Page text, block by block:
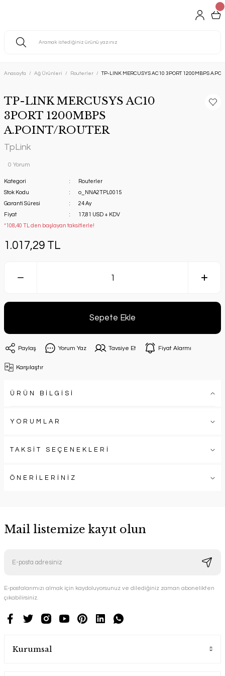
Anasayfa Ağ Ürünleri Routerler TP-LINK MERCUSYS AC10 3PORT 1200MBPS
TP-LINK MERCUSYS AC10
3PORT 1200MBPS
A.POINT/ROUTER
TpLink
0 Yorum
Kategori
Routerler
Stok Kodu
o_NNA2TPL0015
Garanti Süresi
24 Ay
Fiyat
17,81 USD + KDV
*108,40 TL den başlayan taksitlerle!
1.017,29 TL
Sepete Ekle
Paylaş Yorum Yaz Tavsiye Et Fiyat Alarmı
Karşılaştır
ÜRÜN BİLGİSİ
YORUMLAR
TAKSİT SEÇENEKLERİ
ÖNERİLERİNİZ
Mail listemize kayıt olun
E-postalarımızı almak için kaydoluyorsunuz ve dilediğiniz zaman abonelikten
çıkabilirsiniz.
Kurumsal